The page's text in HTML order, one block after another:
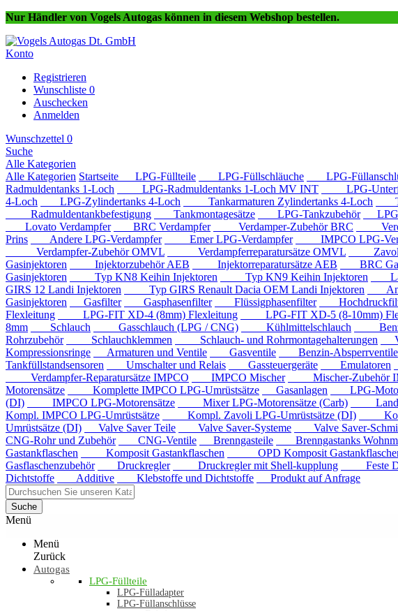
Nur Händler von Vogels Autogas können in diesem Webshop bestellen.
Konto
Registrieren
Wunschliste 0
Auschecken
Anmelden
Wunschzettel 0
Suche
Alle Kategorien
Alle Kategorien Startseite LPG-Füllteile LPG-Füllschläuche LPG-
Radmuldentanks 1-Loch
LPG-Radmuldentanks 1-Loch MV INT LPG-
4-Loch
LPG-Zylindertanks 4-Loch Tankarmaturen Zylindertanks 4-Loch
Radmuldentankbefestigung
Tankmontagesätze LPG-Tankzubehör LPG-
Lovato Verdampfer
BRC Verdampfer Verdamper-Zubehör BRC
Prins
Andere LPG-Verdampfer Emer LPG-Verdampfer IMPCO LPG-
Verdampfer-Zubehör OMVL
Verdampferreparatursätze OMVL Zavoli
Gasinjektoren
Injektorzubehör AEB Injektorreparatursätze AEB BRC
Gasinjektoren
Typ KN8 Keihin Injektoren Typ KN9 Keihin Injektoren
GIRS 12 Landi Injektoren
Typ GIRS Renault Dacia OEM Landi Injektoren
Gasinjektoren
Gasfilter Gasphasenfilter Flüssigphasenfilter
Flexleitung
LPG-FIT XD-4 (8mm) Flexleitung LPG-FIT XD-5 (8-10mm)
8mm
Schlauch Gasschlauch (LPG / CNG) Kühlmittelschlauch
Rohrzubehör
Schlauchklemmen Schlauch- und Rohrmontagehalterungen
Kompressionsringe
Armaturen und Ventile Gasventile Benzin-Absperrventile
Tankfüllstandsensoren
Umschalter und Relais Gassteuergeräte Emulatoren
Verdampfer-Reparatursätze IMPCO
IMPCO Mischer Mischer-Zubehör
Motorensätze
Komplette IMPCO LPG-Umrüstsätze Gasanlagen LPG-
(DI)
IMPCO LPG-Motorensätze Mixer LPG-Motorensätze (Carb) Landi
Kompl. IMPCO LPG-Umrüstsätze
Kompl. Zavoli LPG-Umrüstsätze (DI)
Umrüstsätze (DI)
Valve Saver Teile Valve Saver-Systeme Valve Saver-
CNG-Rohr und Zubehör
CNG-Ventile Brenngasteile Brenngastanks
Gastankflaschen
Komposit Gastankflaschen OPD Komposit
Gasflaschenzubehör
Druckregler Druckregler mit Shell-kupplung Feste
Dichtstoffe
Additive Klebstoffe und Dichtstoffe Produkt auf Anfrage
Suche
Menü
Menü
Zurück
Autogas
LPG-Füllteile
LPG-Fülladapter
LPG-Füllanschlüsse